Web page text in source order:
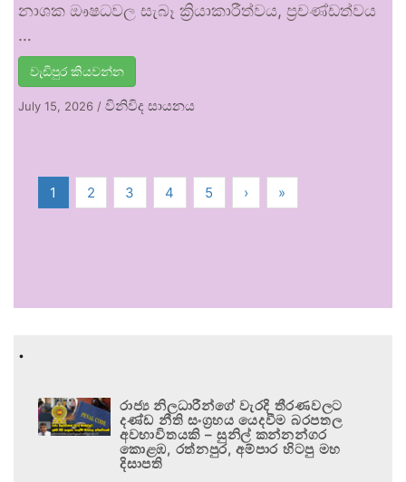
නාශක ඖෂධවල සැබෑ ක්‍රියාකාරීත්වය, ප්‍රචණ්ඩත්වය
…
වැඩිපුර කියවන්න
July 15, 2026 / විනිවිද සායනය
1 2 3 4 5 › »
.
රාජ්‍ය නිලධාරීන්ගේ වැරදි තීරණවලට
දණ්ඩ නීති සංග්‍රහය යෙදවීම බරපතල
අවභාවිතයකි – සුනිල් කන්නන්ගර
කොළඹ, රත්නපුර, අම්පාර හිටපු මහ
දිසාපති